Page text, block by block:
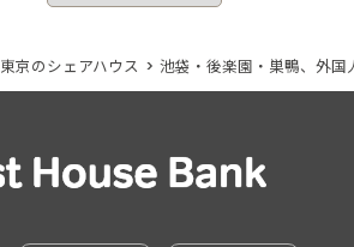
東京のシェアハウス > 池袋・後楽園・巣鴨、外国